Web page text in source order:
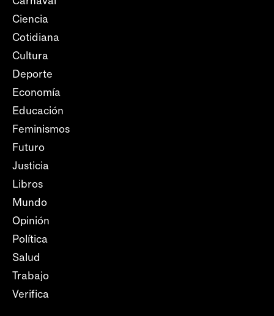
Ciencia
Cotidiana
Cultura
Deporte
Economía
Educación
Feminismos
Futuro
Justicia
Libros
Mundo
Opinión
Política
Salud
Trabajo
Verifica